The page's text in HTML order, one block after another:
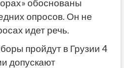
обоснованы
опросов. Он не
идет речь.
пройдут в Грузии 4
допускают